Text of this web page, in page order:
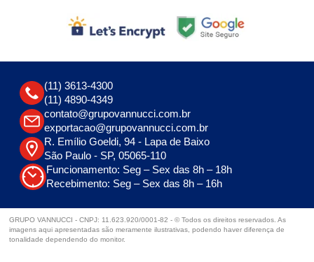
(11) 3613-4300
(11) 4890-4349
contato@grupovannucci.com.br
exportacao@grupovannucci.com.br
R. Emílio Goeldi, 94 - Lapa de Baixo
São Paulo - SP, 05065-110
Funcionamento: Seg – Sex das 8h – 18h
Recebimento: Seg – Sex das 8h – 16h
GRUPO VANNUCCI - CNPJ: 11.623.920/0001-82 - © Todos os direitos reservados. As
imagens aqui apresentadas são meramente ilustrativas, podendo haver diferença de
tonalidade dependendo do monitor.